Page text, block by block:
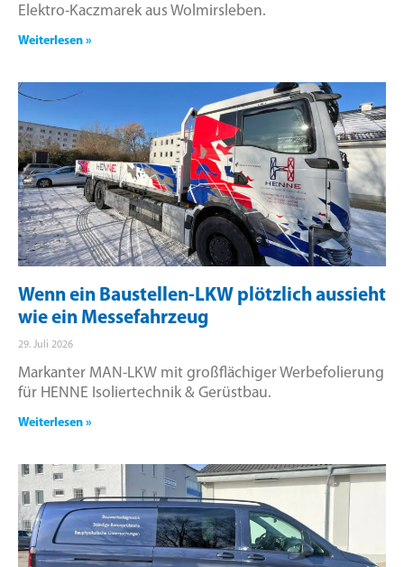
Elektro-Kaczmarek aus Wolmirsleben.
Weiterlesen »
Wenn ein Baustellen-LKW plötzlich aussieht
wie ein Messefahrzeug
29. Juli 2026
Markanter MAN-LKW mit großflächiger Werbefolierung
für HENNE Isoliertechnik & Gerüstbau.
Weiterlesen »